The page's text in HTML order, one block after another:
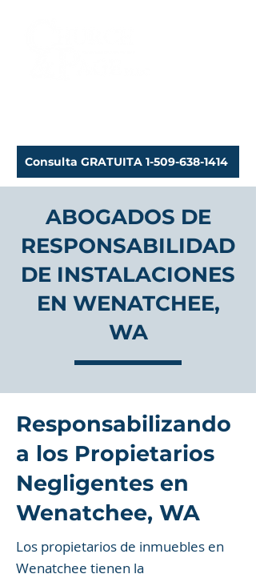
Consulta GRATUITA 1-509-638-1414
ABOGADOS DE
RESPONSABILIDAD
DE INSTALACIONES
EN WENATCHEE,
WA
Responsabilizando
a los Propietarios
Negligentes en
Wenatchee, WA
Los propietarios de inmuebles en
Wenatchee tienen la